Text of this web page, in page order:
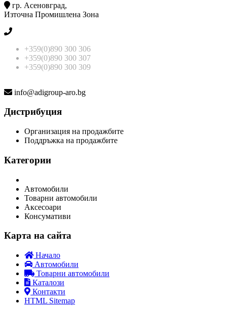
гр. Асеновград,
Източна Промишлена Зона
+359(0)890 300 306
+359(0)890 300 307
+359(0)890 300 309
info@adigroup-aro.bg
Дистрибуция
Организация на продажбите
Поддръжка на продажбите
Категории
Автомобили
Товарни автомобили
Аксесоари
Консумативи
Карта на сайта
Начало
Автомобили
Товарни автомобили
Каталози
Контакти
HTML Sitemap